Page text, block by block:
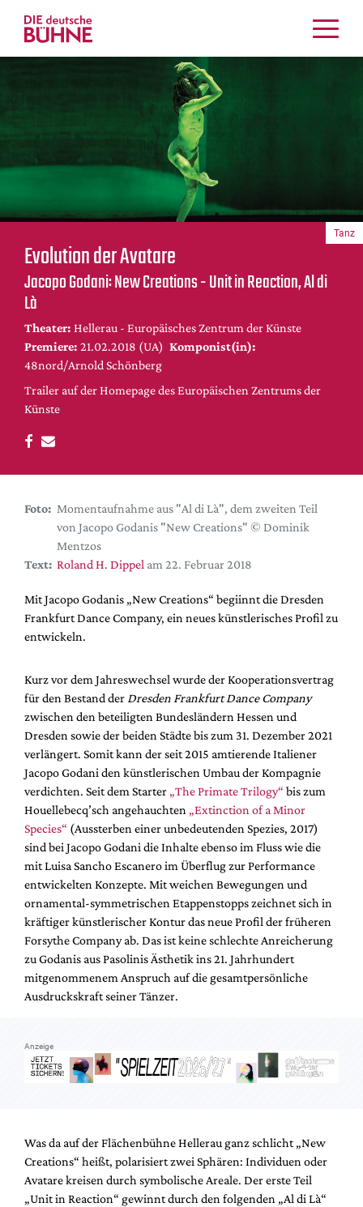
Tanz
Crossover
Bühnenwelt
Festivals & Veranstaltungen
Menschen & Theater
Themen
Internationales
Nachrufe
Medientipps
DdB-map
Kalender
Festival-Planer
Hefte
Alle Hefte
Leseproben
Podcast
Service
Shop / Abo
Newsletter
Autor:innen
Partner
Mediadaten
Suche
Evolution der Avatare
Jacopo Godani: New Creations - Unit in Reaction, Al di
Là
Theater: Hellerau - Europäisches Zentrum der Künste
Premiere: 21.02.2018 (UA) Komponist(in):
48nord/Arnold Schönberg
Trailer auf der Homepage des Europäischen Zentrums der
Künste
Tanz
Foto: Momentaufnahme aus "Al di Là", dem zweiten Teil
von Jacopo Godanis "New Creations" © Dominik
Mentzos
Text: Roland H. Dippel am 22. Februar 2018
Mit Jacopo Godanis „New Creations“ begiinnt die Dresden
Frankfurt Dance Company, ein neues künstlerisches Profil zu
entwickeln.
Kurz vor dem Jahreswechsel wurde der Kooperationsvertrag
für den Bestand der Dresden Frankfurt Dance Company
zwischen den beteiligten Bundesländern Hessen und
Dresden sowie der beiden Städte bis zum 31. Dezember 2021
verlängert. Somit kann der seit 2015 amtierende Italiener
Jacopo Godani den künstlerischen Umbau der Kompagnie
verdichten. Seit dem Starter „The Primate Trilogy“ bis zum
Houellebecq’sch angehauchten „Extinction of a Minor
Species“ (Aussterben einer unbedeutenden Spezies, 2017)
sind bei Jacopo Godani die Inhalte ebenso im Fluss wie die
mit Luisa Sancho Escanero im Überflug zur Performance
entwickelten Konzepte. Mit weichen Bewegungen und
ornamental-symmetrischen Etappenstopps zeichnet sich in
kräftiger künstlerischer Kontur das neue Profil der früheren
Forsythe Company ab. Das ist keine schlechte Anreicherung
zu Godanis aus Pasolinis Ästhetik ins 21. Jahrhundert
mitgenommenem Anspruch auf die gesamtpersönliche
Ausdruckskraft seiner Tänzer.
Anzeige
Was da auf der Flächenbühne Hellerau ganz schlicht „New
Creations“ heißt, polarisiert zwei Sphären: Individuen oder
Avatare kreisen durch symbolische Areale. Der erste Teil
„Unit in Reaction“ gewinnt durch den folgenden „Al di Là“